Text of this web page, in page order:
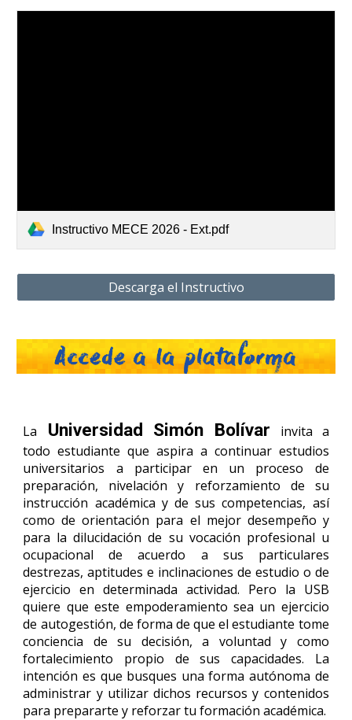
Instructivo MECE 2026 - Ext.pdf
Descarga el Instructivo
La Universidad Simón Bolívar
invita a
todo estudiante que aspira a continuar estudios
universitarios a participar en un proceso de
preparación, nivelación y reforzamiento de su
instrucción académica y de sus competencias, así
como de orientación para el mejor desempeño y
para la dilucidación de su vocación profesional u
ocupacional de acuerdo a sus particulares
destrezas, aptitudes e inclinaciones de estudio o de
ejercicio en determinada actividad. Pero la USB
quiere que este empoderamiento sea un ejercicio
de autogestión, de forma de que el estudiante tome
conciencia de su decisión, a voluntad y como
fortalecimiento propio de sus capacidades. La
intención es que busques una forma autónoma de
administrar y utilizar dichos recursos y contenidos
para prepararte y reforzar tu formación académica.